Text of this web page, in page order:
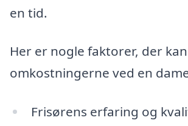
en tid.
Her er nogle faktorer, der
omkostningerne ved en
Frisørens erfaring og